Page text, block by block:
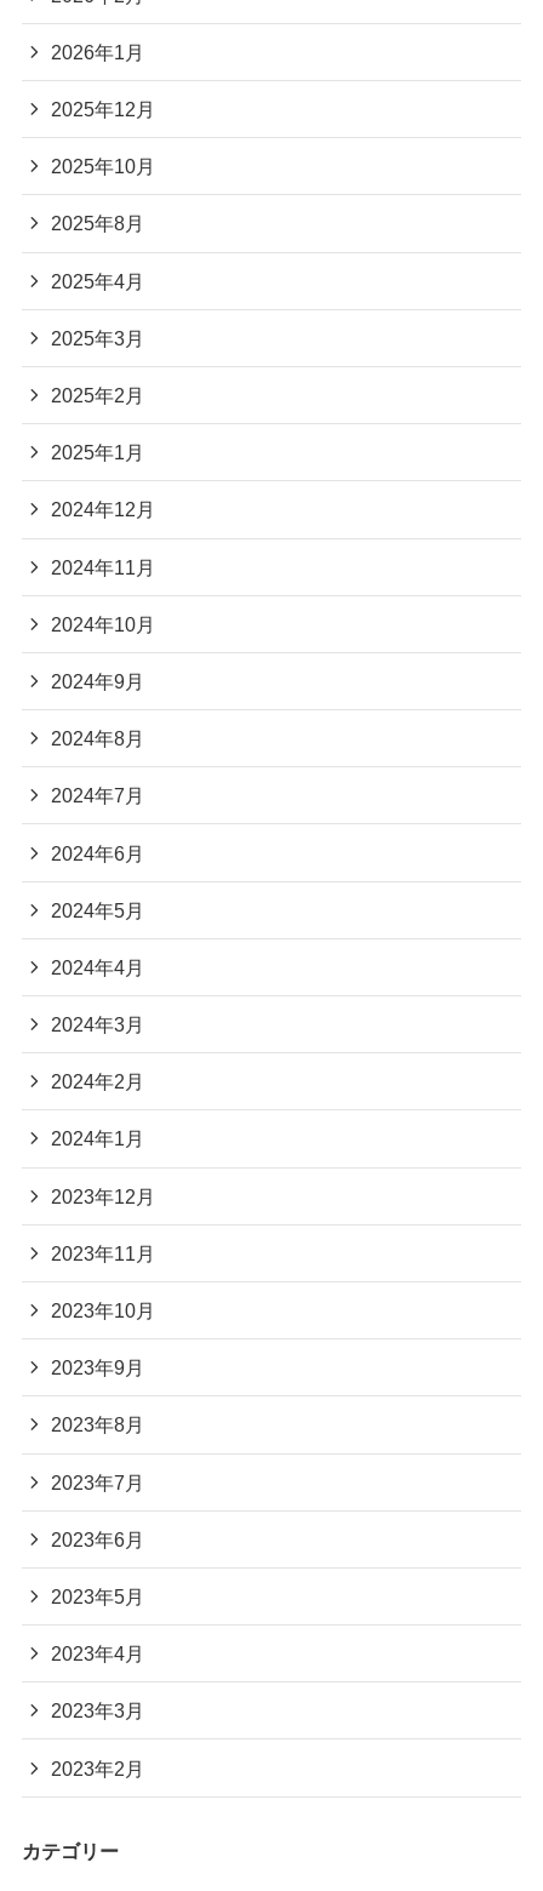
2026年1月
2025年12月
2025年10月
2025年8月
2025年4月
2025年3月
2025年2月
2025年1月
2024年12月
2024年11月
2024年10月
2024年9月
2024年8月
2024年7月
2024年6月
2024年5月
2024年4月
2024年3月
2024年2月
2024年1月
2023年12月
2023年11月
2023年10月
2023年9月
2023年8月
2023年7月
2023年6月
2023年5月
2023年4月
2023年3月
2023年2月
カテゴリー